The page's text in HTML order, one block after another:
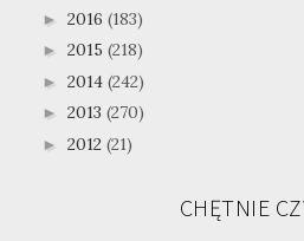
► 2016 (183)
► 2015 (218)
► 2014 (242)
► 2013 (270)
► 2012 (21)
CHĘTNIE